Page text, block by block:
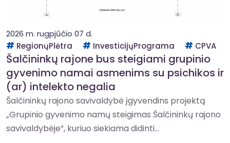
2026 m. rugpjūčio 07 d.
RegionųPlėtra
InvesticijųPrograma CPVA
Šalčininkų rajone bus steigiami grupinio
gyvenimo namai asmenims su psichikos ir
(ar) intelekto negalia
Šalčininkų rajono savivaldybė įgyvendins projektą
„Grupinio gyvenimo namų steigimas Šalčininkų rajono
savivaldybėje“, kuriuo siekiama didinti...